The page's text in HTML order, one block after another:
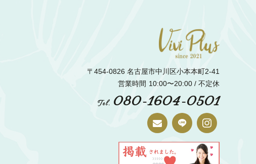
〒454-0826 名古屋市中川区小本本町2-41
営業時間 10:00〜20:00 / 不定休
Tel. 080-1604-0501